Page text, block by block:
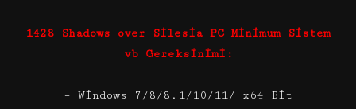
1428 Shadows over Silesia PC Minimum Sistem
vb Gereksinimi:
– Windows 7/8/8.1/10/11/ x64 Bit